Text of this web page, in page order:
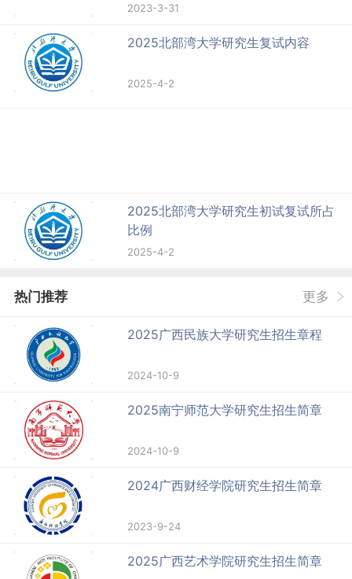
2023-3-31
2025北部湾大学研究生复试内容
2025-4-2
2025北部湾大学研究生初试复试所占
比例
2025-4-2
热门推荐 更多
2025广西民族大学研究生招生章程
2024-10-9
2025南宁师范大学研究生招生简章
2024-10-9
2024广西财经学院研究生招生简章
2023-9-24
2025广西艺术学院研究生招生简章